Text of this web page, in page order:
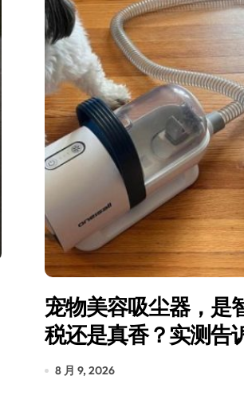
三星QS90H回音壁
测：内置四重低音，
院塞进电视柜
8 月 9, 2026